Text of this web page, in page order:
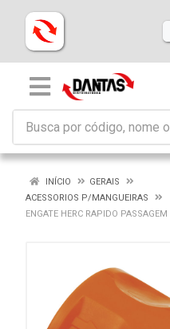
INÍCIO
GERAIS
ACESSORIOS P/MANGUEIRAS
ENGATE HERC RAPIDO